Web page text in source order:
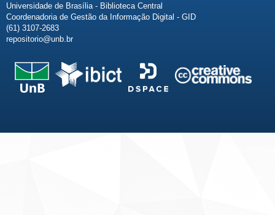
Universidade de Brasília - Biblioteca Central
Coordenadoria de Gestão da Informação Digital - GID
(61) 3107-2683
repositorio@unb.br